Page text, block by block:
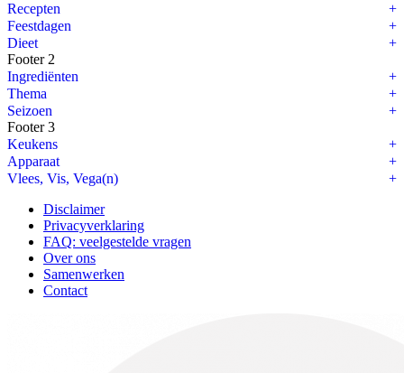
Recepten
Feestdagen
Dieet
Footer 2
Ingrediënten
Thema
Seizoen
Footer 3
Keukens
Apparaat
Vlees, Vis, Vega(n)
Disclaimer
Privacyverklaring
FAQ: veelgestelde vragen
Over ons
Samenwerken
Contact